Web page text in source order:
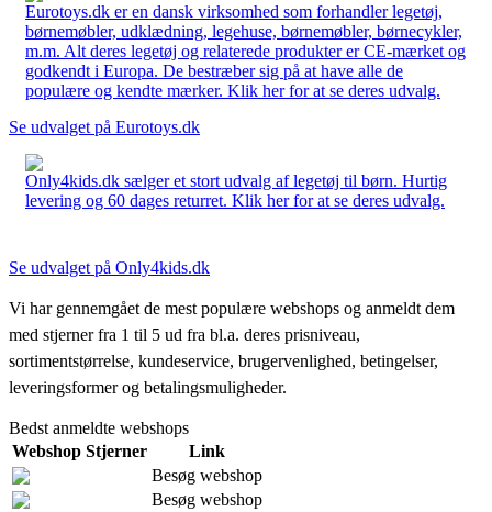
Eurotoys.dk er en dansk virksomhed som forhandler legetøj,
børnemøbler, udklædning, legehuse, børnemøbler, børnecykler,
m.m. Alt deres legetøj og relaterede produkter er CE-mærket og
godkendt i Europa. De bestræber sig på at have alle de
populære og kendte mærker. Klik her for at se deres udvalg.
Se udvalget på Eurotoys.dk
Only4kids.dk sælger et stort udvalg af legetøj til børn. Hurtig
levering og 60 dages returret. Klik her for at se deres udvalg.
Se udvalget på Only4kids.dk
Vi har gennemgået de mest populære webshops og anmeldt dem
med stjerner fra 1 til 5 ud fra bl.a. deres prisniveau,
sortimentstørrelse, kundeservice, brugervenlighed, betingelser,
leveringsformer og betalingsmuligheder.
Bedst anmeldte webshops
Webshop Stjerner
Link
Besøg webshop
Besøg webshop